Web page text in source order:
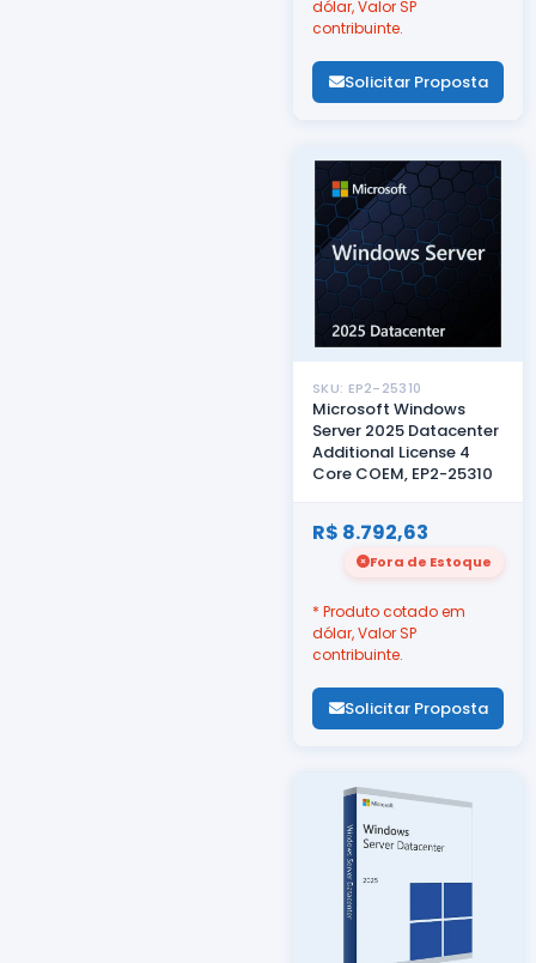
dólar, Valor SP
contribuinte.
Solicitar Proposta
SKU: EP2-25310
Microsoft Windows
Server 2025 Datacenter
Additional License 4
Core COEM, EP2-25310
R$ 8.792,63
Fora de Estoque
* Produto cotado em
dólar, Valor SP
contribuinte.
Solicitar Proposta